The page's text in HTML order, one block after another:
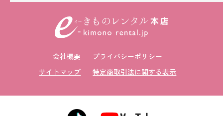
会社概要
プライバシーポリシー
サイトマップ
特定商取引法に関する表示